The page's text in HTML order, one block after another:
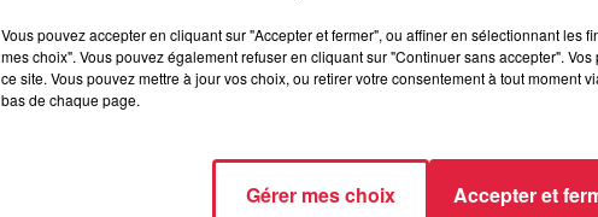
Vous pouvez accepter en cliquant sur "Accepter et fermer", ou affiner en sélectionnant les
mes choix". Vous pouvez également refuser en cliquant sur "Continuer sans accepter".
ce site. Vous pouvez mettre à jour vos choix, ou retirer votre consentement à tout moment
bas de chaque page.
Gérer mes choix Accepter et